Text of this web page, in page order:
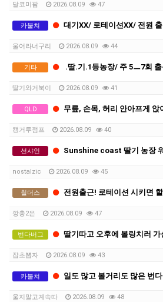
달코미팜 2026.08.09 47
카불쳐 대기XX/ 로테이션XX/ 전원 출
울어라너구리 2026.08.09 44
기타 .딸.기.1등농장/ 주 5ㅡ7회 출근/전원출근(로
딸기와거북이 2026.08.09 41
QLD 무릎, 손목, 허리 안아프게 앉아서 일하
캥거루점프 2026.08.09 40
선샤인 Sunshine coast 딸기 농장 워
nostalzic 2026.08.09 45
칠더스 전원출근! 로테이션 시키면 할복하겠습니다. 세컨 딱
깡총2은 2026.08.09 47
번다버그 딸기따고 오후에 볼링치러 가
잡초뽑자 2026.08.09 43
카불쳐 일도 많고 볼거리도 많은 번
울지말고계속따 2026.08.09 48